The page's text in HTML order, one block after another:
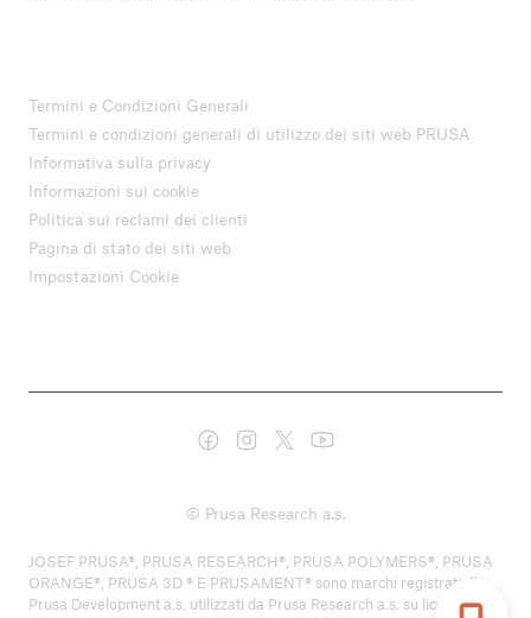
Termini e Condizioni Generali
Termini e condizioni generali di utilizzo dei siti web PRUSA
Informativa sulla privacy
Informazioni sui cookie
Politica sui reclami dei clienti
Pagina di stato dei siti web
Impostazioni Cookie
© Prusa Research a.s.
JOSEF PRUSA®, PRUSA RESEARCH®, PRUSA POLYMERS®, PRUSA
ORANGE®, PRUSA 3D ® E PRUSAMENT® sono marchi registrati di
Prusa Development a.s. utilizzati da Prusa Research a.s. su licenza di